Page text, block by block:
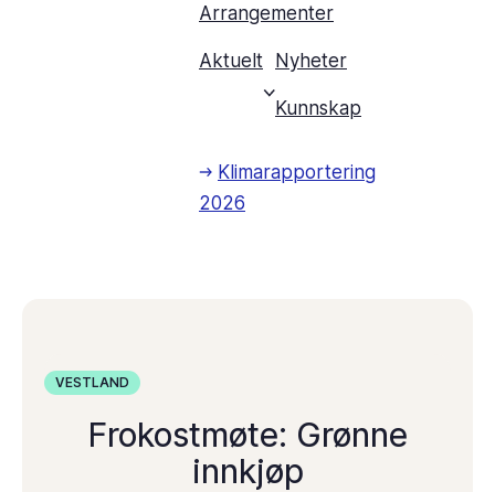
Arrangementer
Aktuelt Nyheter
Kunnskap
Klimarapportering
2026
VESTLAND
Frokostmøte: Grønne
innkjøp